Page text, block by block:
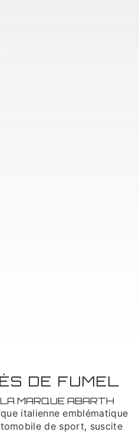
DE FUMEL
MARQUE ABARTH
italienne emblématique
de sport, suscite